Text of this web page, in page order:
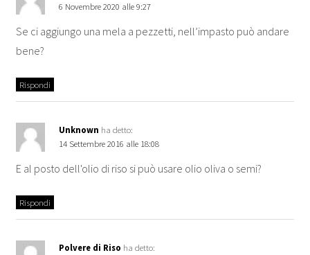
6 Novembre 2020 alle 9:27
Se ci aggiungo una mela a pezzetti, nell’impasto può andare
bene?
Rispondi
Unknown ha detto:
14 Settembre 2016 alle 18:08
E al posto dell'olio di riso si può usare olio oliva o semi?
Rispondi
Polvere di Riso ha detto: